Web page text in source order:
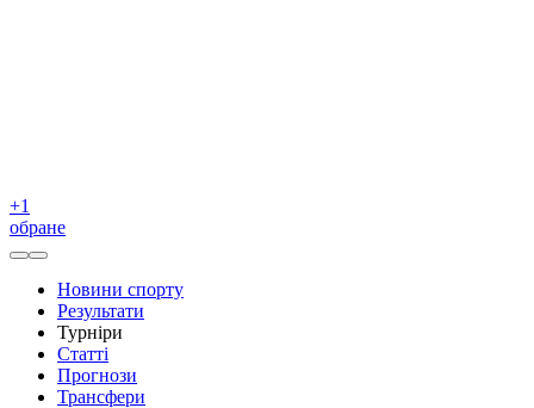
+1
обране
Новини спорту
Результати
Турніри
Статті
Прогнози
Трансфери